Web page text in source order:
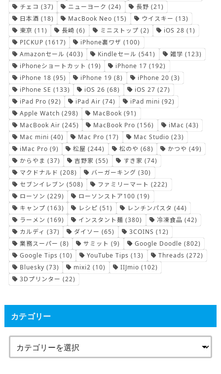
チェコ (37) ニューヨーク (24) 長野 (21)
日本酒 (18) MacBook Neo (15) ウイスキー (13)
東京 (11) 長崎 (6) ミニストップ (2) iOS 28 (1)
PICKUP (1617) iPhone裏ワザ (100)
Amazonセール (403) Kindleセール (541) 雑学 (123)
iPhoneショートカット (19) iPhone 17 (192)
iPhone 18 (95) iPhone 19 (8) iPhone 20 (3)
iPhone SE (133) iOS 26 (68) iOS 27 (27)
iPad Pro (92) iPad Air (74) iPad mini (92)
Apple Watch (298) MacBook (91)
MacBook Air (245) MacBook Pro (156) iMac (43)
Mac mini (40) Mac Pro (17) Mac Studio (23)
iMac Pro (9) 松屋 (244) 松のや (68) かつや (49)
からやま (37) 吉野家 (55) すき家 (74)
マクドナルド (208) バーガーキング (30)
セブンイレブン (508) ファミリーマート (222)
ローソン (229) ローソンストア100 (19)
キャンプ (163) レシピ (51) レンチンパスタ (44)
ラーメン (169) インスタント麺 (380) 冷凍食品 (42)
カルディ (37) ダイソー (65) 3COINS (12)
業務スーパー (8) サミット (9) Google Doodle (802)
Google Tips (10) YouTube Tips (13) Threads (272)
Bluesky (73) mixi2 (10) IIJmio (102)
3Dプリンター (22)
カテゴリー